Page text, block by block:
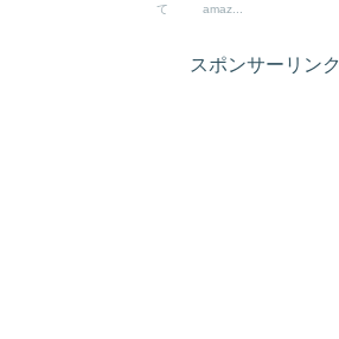
て amaz...
スポンサーリンク